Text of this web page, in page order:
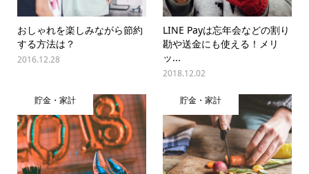
おしゃれを楽しみながら節約
する方法は？
2016.12.28
LINE Payは忘年会などの割り
勘や送金にも使える！メリ
ッ...
2018.12.02
貯金・家計 貯金・家計